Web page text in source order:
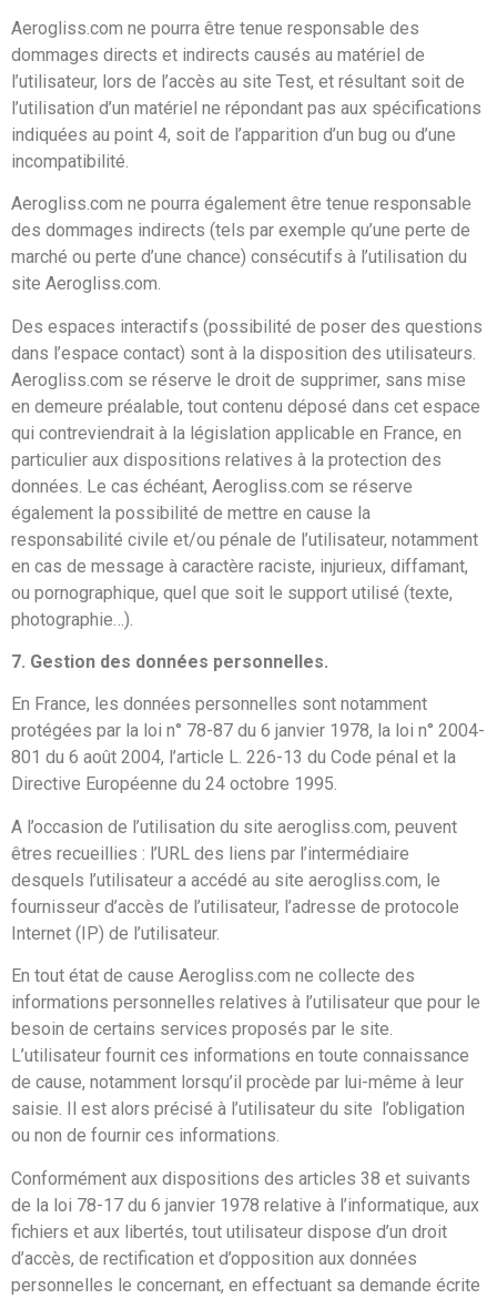
Aerogliss.com ne pourra être tenue responsable des
dommages directs et indirects causés au matériel de
l’utilisateur, lors de l’accès au site Test, et résultant soit de
l’utilisation d’un matériel ne répondant pas aux spécifications
indiquées au point 4, soit de l’apparition d’un bug ou d’une
incompatibilité.
Aerogliss.com ne pourra également être tenue responsable
des dommages indirects (tels par exemple qu’une perte de
marché ou perte d’une chance) consécutifs à l’utilisation du
site Aerogliss.com.
Des espaces interactifs (possibilité de poser des questions
dans l’espace contact) sont à la disposition des utilisateurs.
Aerogliss.com se réserve le droit de supprimer, sans mise
en demeure préalable, tout contenu déposé dans cet espace
qui contreviendrait à la législation applicable en France, en
particulier aux dispositions relatives à la protection des
données. Le cas échéant, Aerogliss.com se réserve
également la possibilité de mettre en cause la
responsabilité civile et/ou pénale de l’utilisateur, notamment
en cas de message à caractère raciste, injurieux, diffamant,
ou pornographique, quel que soit le support utilisé (texte,
photographie…).
7. Gestion des données personnelles.
En France, les données personnelles sont notamment
protégées par la loi n° 78-87 du 6 janvier 1978, la loi n° 2004-
801 du 6 août 2004, l’article L. 226-13 du Code pénal et la
Directive Européenne du 24 octobre 1995.
A l’occasion de l’utilisation du site aerogliss.com, peuvent
êtres recueillies : l’URL des liens par l’intermédiaire
desquels l’utilisateur a accédé au site aerogliss.com, le
fournisseur d’accès de l’utilisateur, l’adresse de protocole
Internet (IP) de l’utilisateur.
En tout état de cause Aerogliss.com ne collecte des
informations personnelles relatives à l’utilisateur que pour le
besoin de certains services proposés par le site.
L’utilisateur fournit ces informations en toute connaissance
de cause, notamment lorsqu’il procède par lui-même à leur
saisie. Il est alors précisé à l’utilisateur du site l’obligation
ou non de fournir ces informations.
Conformément aux dispositions des articles 38 et suivants
de la loi 78-17 du 6 janvier 1978 relative à l’informatique, aux
fichiers et aux libertés, tout utilisateur dispose d’un droit
d’accès, de rectification et d’opposition aux données
personnelles le concernant, en effectuant sa demande écrite